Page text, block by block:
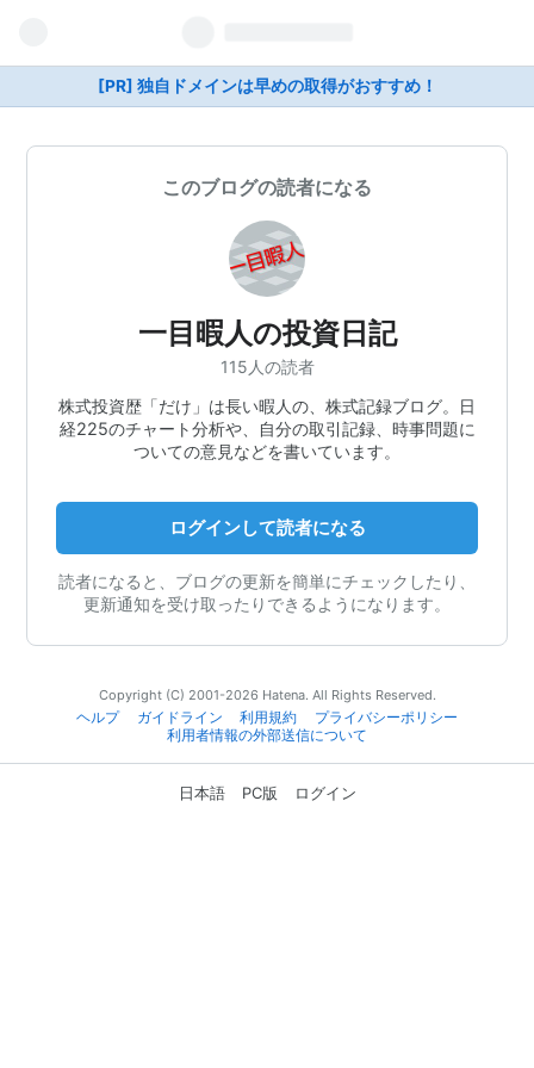
[PR] 独自ドメインは早めの取得がおすすめ！
このブログの読者になる
一目暇人の投資日記
115人の読者
株式投資歴「だけ」は長い暇人の、株式記録ブログ。日
経225のチャート分析や、自分の取引記録、時事問題に
ついての意見などを書いています。
ログインして読者になる
読者になると、ブログの更新を簡単にチェックしたり、
更新通知を受け取ったりできるようになります。
Copyright (C) 2001-2026 Hatena. All Rights Reserved.
ヘルプ
ガイドライン 利用規約
プライバシーポリシー
利用者情報の外部送信について
日本語 PC版 ログイン